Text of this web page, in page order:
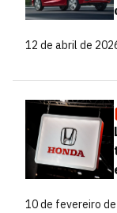
12 de abril de
10 de fevereiro